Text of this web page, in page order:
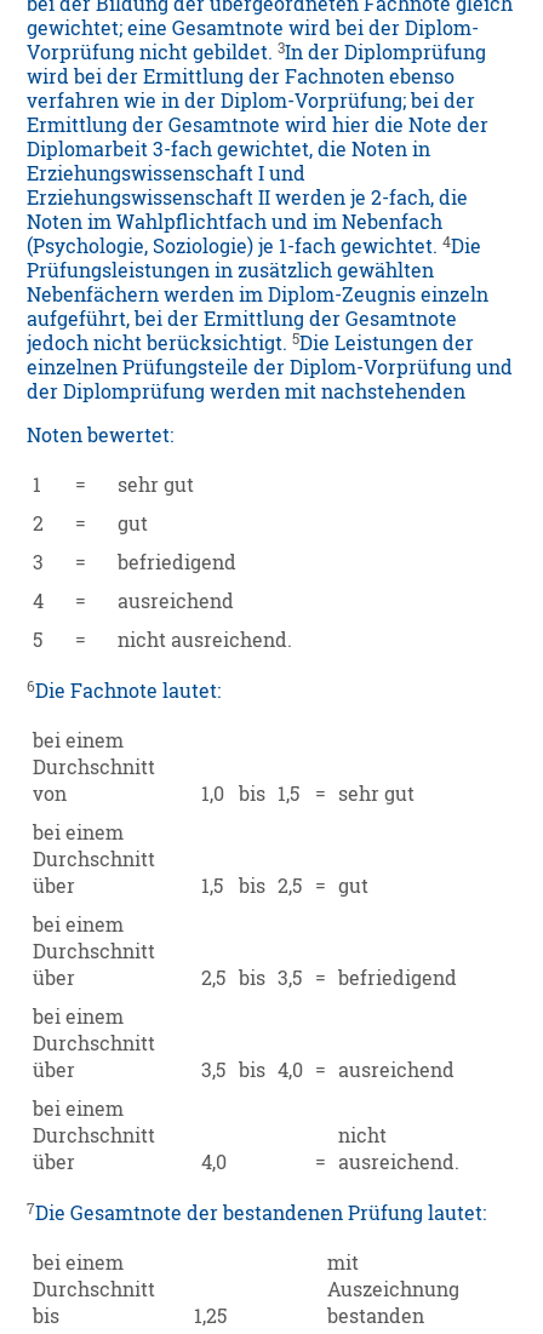
gewichtet; eine Gesamtnote wird bei der Diplom-
Vorprüfung nicht gebildet.3In der Diplomprüfung
wird bei der Ermittlung der Fachnoten ebenso
verfahren wie in der Diplom-Vorprüfung; bei der
Ermittlung der Gesamtnote wird hier die Note der
Diplomarbeit 3-fach gewichtet, die Noten in
Erziehungswissenschaft I und
Erziehungswissenschaft II werden je 2-fach, die
Noten im Wahlpflichtfach und im Nebenfach
(Psychologie, Soziologie) je 1-fach gewichtet.4Die
Prüfungsleistungen in zusätzlich gewählten
Nebenfächern werden im Diplom-Zeugnis einzeln
aufgeführt, bei der Ermittlung der Gesamtnote
jedoch nicht berücksichtigt.5Die Leistungen der
einzelnen Prüfungsteile der Diplom-Vorprüfung und
der Diplomprüfung werden mit nachstehenden
Noten bewertet:
1 =
sehr gut
2
=
gut
3
=
befriedigend
4
=
ausreichend
5
= nicht ausreichend.
6Die Fachnote lautet:
bei einem
Durchschnitt
von
1,0 bis 1,5 = sehr gut
bei einem
Durchschnitt
über
1,5 bis 2,5 = gut
bei einem
Durchschnitt
über
2,5 bis 3,5 = befriedigend
bei einem
Durchschnitt
über
3,5 bis 4,0 = ausreichend
bei einem
Durchschnitt
über
4,0 =
nicht
ausreichend.
7Die Gesamtnote der bestandenen Prüfung lautet:
bei einem
Durchschnitt
bis
1,25
mit
Auszeichnung
bestanden